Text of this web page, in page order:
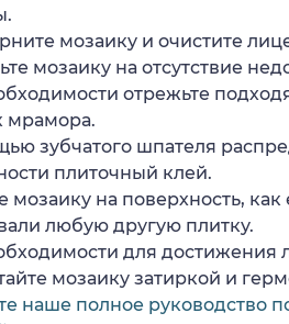
мозаику и очистите
мозаику на отсутствие
отрежьте
мрамора.
зубчатого шпателя
плиточный клей.
мозаику на поверхность,
любую другую плитку.
для достижения
мозаику затиркой и
наше полное руководство